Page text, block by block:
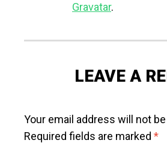
Gravatar.
LEAVE A
Your email address will not
Required fields are marked *